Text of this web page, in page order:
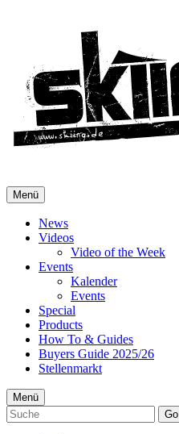
Menü
News
Videos
Video of the Week
Events
Kalender
Events
Special
Products
How To & Guides
Buyers Guide 2025/26
Stellenmarkt
Menü
Go